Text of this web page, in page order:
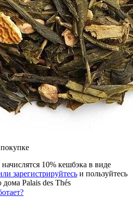
10% кешбэка в виде
зарегистрируйтесь и пользуйтесь
Palais des Thés